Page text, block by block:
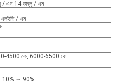
/ এম 14 ডাব্লু / এম
/ এম
4500 কে, 6000-6500 কে
～ 90%